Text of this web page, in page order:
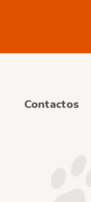
Contactos